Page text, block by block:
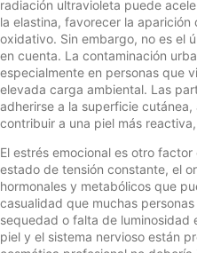
radiación ultravioleta puede
la elastina, favorecer la
oxidativo. Sin embargo, no es el
en cuenta. La contaminación
especialmente en personas que
elevada carga ambiental. Las
adherirse a la superficie
contribuir a una piel más
El estrés emocional es otro
estado de tensión constante, el
hormonales y metabólicos que
casualidad que muchas
sequedad o falta de luminosidad
piel y el sistema nervioso están